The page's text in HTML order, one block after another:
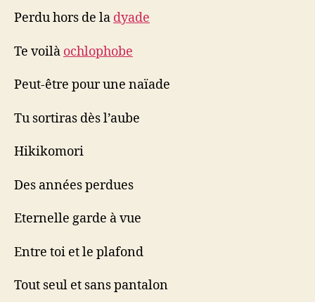
Perdu hors de la dyade
Te voilà ochlophobe
Peut-être pour une naïade
Tu sortiras dès l’aube
Hikikomori
Des années perdues
Eternelle garde à vue
Entre toi et le plafond
Tout seul et sans pantalon